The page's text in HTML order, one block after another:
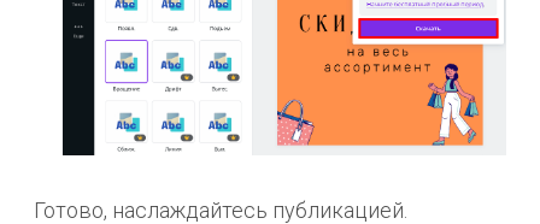
Готово, наслаждайтесь публикацией.